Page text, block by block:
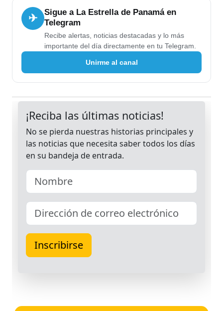
✈
Sigue a La Estrella de Panamá en
Telegram
Recibe alertas, noticias destacadas y lo más
importante del día directamente en tu Telegram.
Unirme al canal